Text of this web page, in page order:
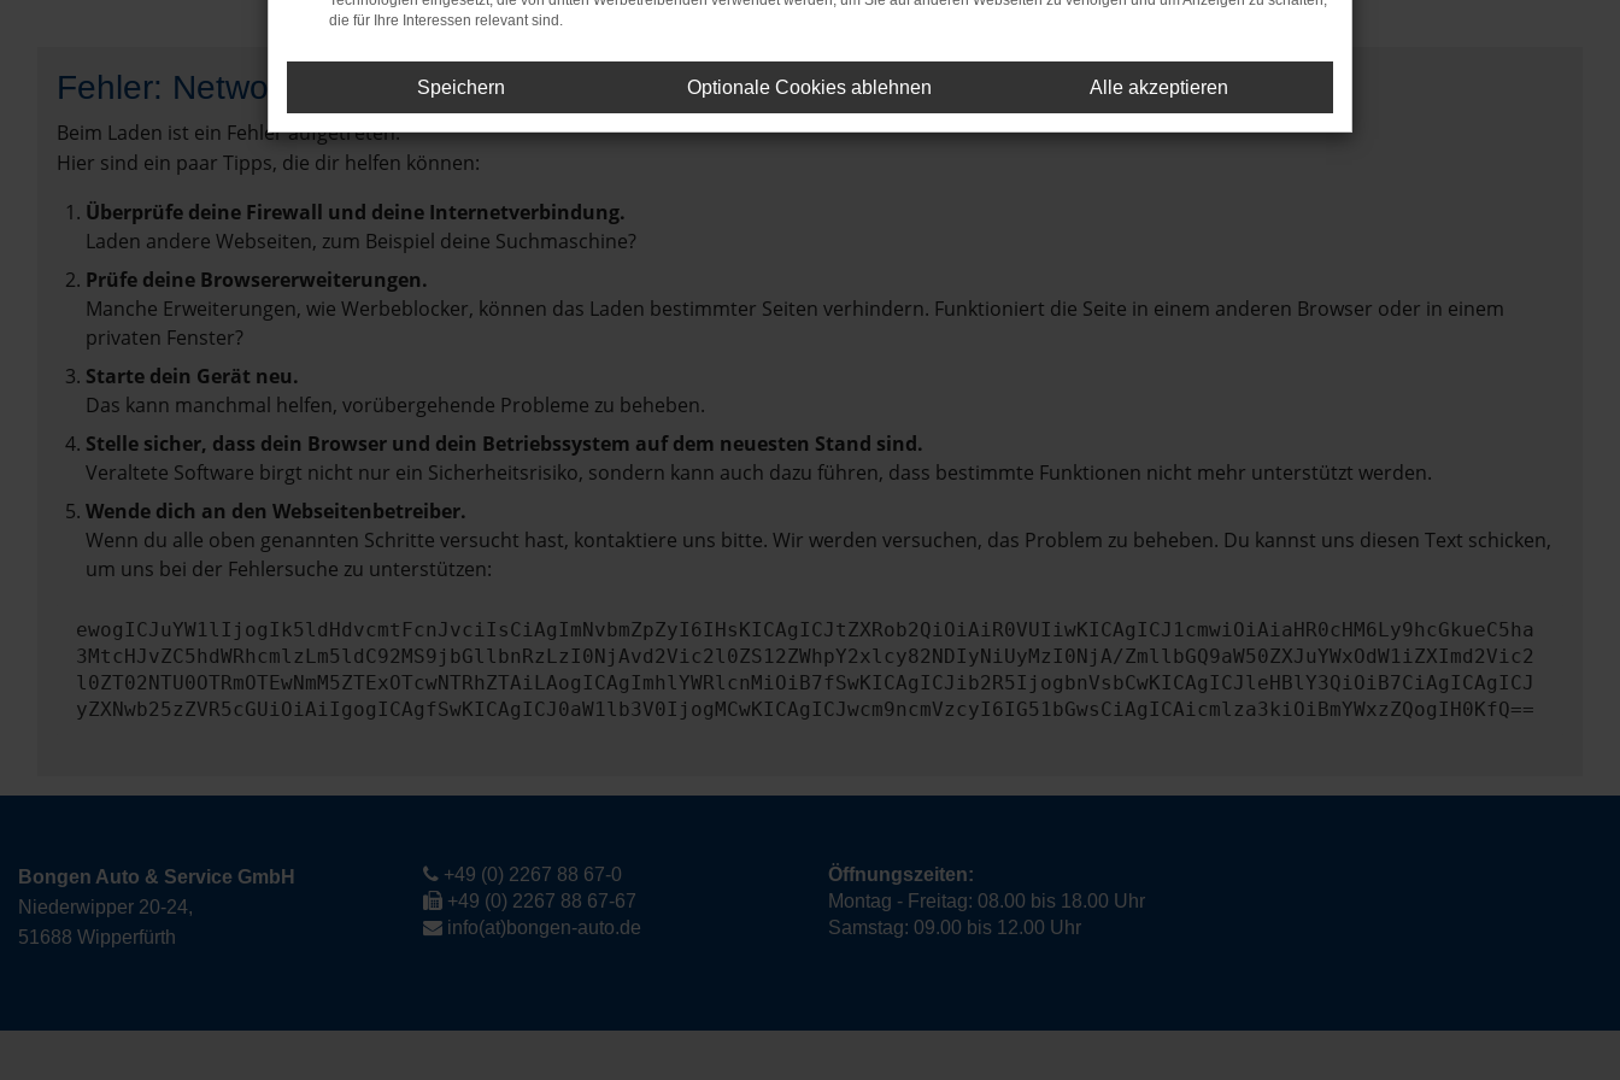
Fehler: Network Error
Beim Laden ist ein Fehler aufgetreten.
Hier sind ein paar Tipps, die dir helfen können:
Überprüfe deine Firewall und deine Internetverbindung.
Laden andere Webseiten, zum Beispiel deine Suchmaschine?
Prüfe deine Browsererweiterungen.
Manche Erweiterungen, wie Werbeblocker, können das Laden bestimmter Seiten verhindern. Funktioniert die Seite in einem anderen Browser oder in einem
privaten Fenster?
Starte dein Gerät neu.
Das kann manchmal helfen, vorübergehende Probleme zu beheben.
Stelle sicher, dass dein Browser und dein Betriebssystem auf dem neuesten Stand sind.
Veraltete Software birgt nicht nur ein Sicherheitsrisiko, sondern kann auch dazu führen, dass bestimmte Funktionen nicht mehr unterstützt werden.
Wende dich an den Webseitenbetreiber.
Wenn du alle oben genannten Schritte versucht hast, kontaktiere uns bitte. Wir werden versuchen, das Problem zu beheben. Du kannst uns diesen Text schicken,
um uns bei der Fehlersuche zu unterstützen:
ewogICJuYW1lIjogIk5ldHdvcmtFcnJvciIsCiAgImNvbmZpZyI6IHsKICAgICJtZXRob2QiOiAiR0VUIiwKICAgICJ1cmwiOiAiaHR0cHM6Ly9hcGkueC5ha
3MtcHJvZC5hdWRhcmlzLm5ldC92MS9jbGllbnRzLzI0NjAvd2Vic2l0ZS12ZWhpY2xlcy82NDIyNiUyMzI0NjA/ZmllbGQ9aW50ZXJuYWxOdW1iZXImd2Vic2
l0ZT02NTU0OTRmOTEwNmM5ZTExOTcwNTRhZTAiLAogICAgImhlYWRlcnMiOiB7fSwKICAgICJib2R5IjogbnVsbCwKICAgICJleHBlY3QiOiB7CiAgICAgICJ
yZXNwb25zZVR5cGUiOiAiIgogICAgfSwKICAgICJ0aW1lb3V0IjogMCwKICAgICJwcm9ncmVzcyI6IG51bGwsCiAgICAicmlza3kiOiBmYWxzZQogIH0KfQ==
Bongen Auto & Service GmbH
Niederwipper 20-24,
51688 Wipperfürth
+49 (0) 2267 88 67-0
+49 (0) 2267 88 67-67
info(at)bongen-auto.de
Öffnungszeiten:
Montag - Freitag: 08.00 bis 18.00 Uhr
Samstag: 09.00 bis 12.00 Uhr
die für Ihre Interessen relevant sind.
Speichern Optionale Cookies ablehnen Alle akzeptieren